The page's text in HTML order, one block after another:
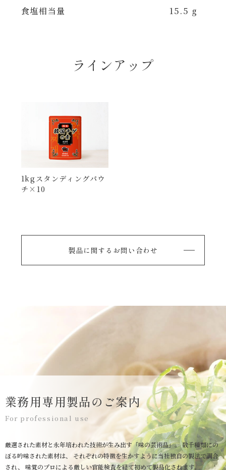
食塩相当量 15.5 g
ラインアップ
1kgスタンディングパウ
チ×10
製品に関するお問い合わせ
業務用専用製品のご案内
For professional use
厳選された素材と永年培われた技術が生み出す「味の芸術品」。数千種類にの
ぼる吟味された素材は、
それぞれの特徴を生かすように当社独自の製法で調合
され、
味覚のプロによる厳しい官能検査を経て初めて製品化されます。